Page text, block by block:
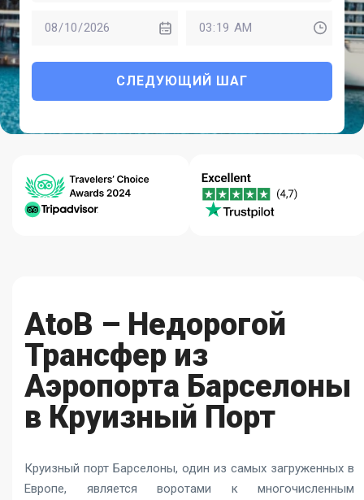
СЛЕДУЮЩИЙ ШАГ
Центр
AtoB – Недорогой
Трансфер из
Аэропорта Барселоны
в Круизный Порт
Круизный порт Барселоны, один из самых загруженных в
Европе, является воротами к многочисленным